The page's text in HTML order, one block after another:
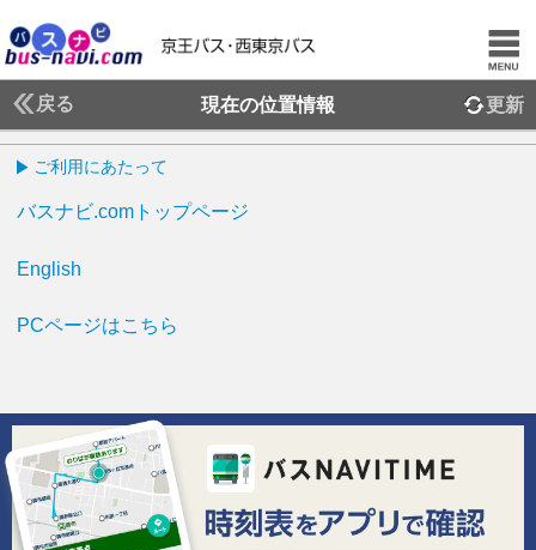
戻る 現在の位置情報 更新
ご利用にあたって
バスナビ.comトップページ
English
PCページはこちら